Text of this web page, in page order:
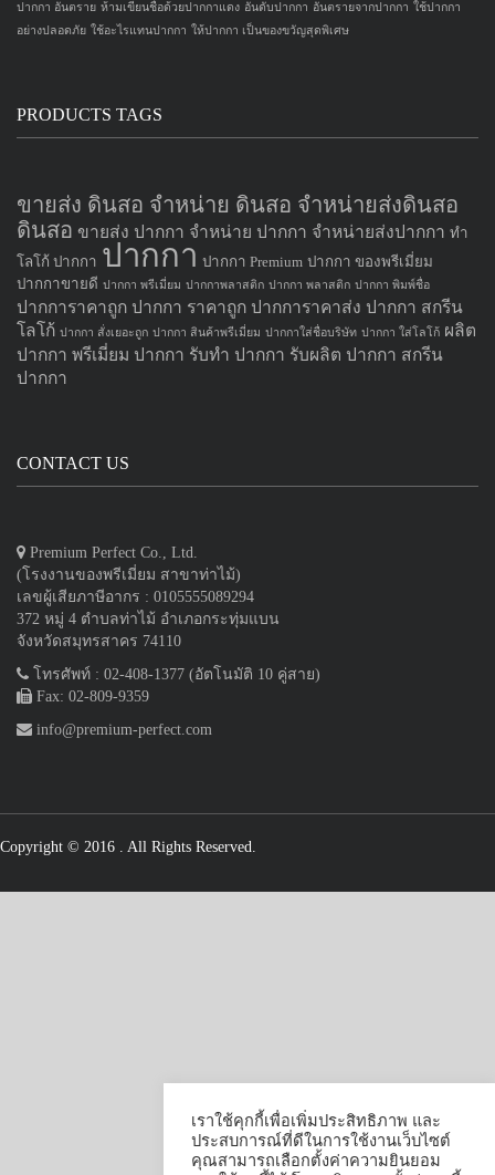
ปากกา อันตราย ห้ามเขียนชื่อด้วยปากกาแดง อันดับปากกา อันตรายจากปากกา ใช้ปากกา
อย่างปลอดภัย ใช้อะไรแทนปากกา ให้ปากกา เป็นของขวัญสุดพิเศษ
PRODUCTS TAGS
ขายส่ง ดินสอ จำหน่าย ดินสอ จำหน่ายส่งดินสอ
ดินสอ ขายส่ง ปากกา จำหน่าย ปากกา จำหน่ายส่งปากกา ทำ
โลโก้ ปากกา ปากกา ปากกา Premium ปากกา ของพรีเมี่ยม
ปากกาขายดี ปากกา พรีเมี่ยม ปากกาพลาสติก ปากกา พลาสติก ปากกา พิมพ์ชื่อ
ปากการาคาถูก ปากกา ราคาถูก ปากการาคาส่ง ปากกา สกรีน
โลโก้ ปากกา สั่งเยอะถูก ปากกา สินค้าพรีเมี่ยม ปากกาใส่ชื่อบริษัท ปากกา ใส่โลโก้ ผลิต
ปากกา พรีเมี่ยม ปากกา รับทำ ปากกา รับผลิต ปากกา สกรีน
ปากกา
CONTACT US
Premium Perfect Co., Ltd.
(โรงงานของพรีเมี่ยม สาขาท่าไม้)
เลขผู้เสียภาษีอากร : 0105555089294
372 หมู่ 4 ตำบลท่าไม้ อำเภอกระทุ่มแบน
จังหวัดสมุทรสาคร 74110
โทรศัพท์ : 02-408-1377 (อัตโนมัติ 10 คู่สาย)
Fax: 02-809-9359
info@premium-perfect.com
Copyright © 2016 . All Rights Reserved.
เราใช้คุกกี้เพื่อเพิ่มประสิทธิภาพ และ
ประสบการณ์ที่ดีในการใช้งานเว็บไซต์
คุณสามารถเลือกตั้งค่าความยินยอม